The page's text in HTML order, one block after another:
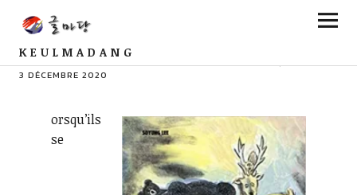
KEULMADANG
3 DÉCEMBRE 2020
orsqu’ils
se